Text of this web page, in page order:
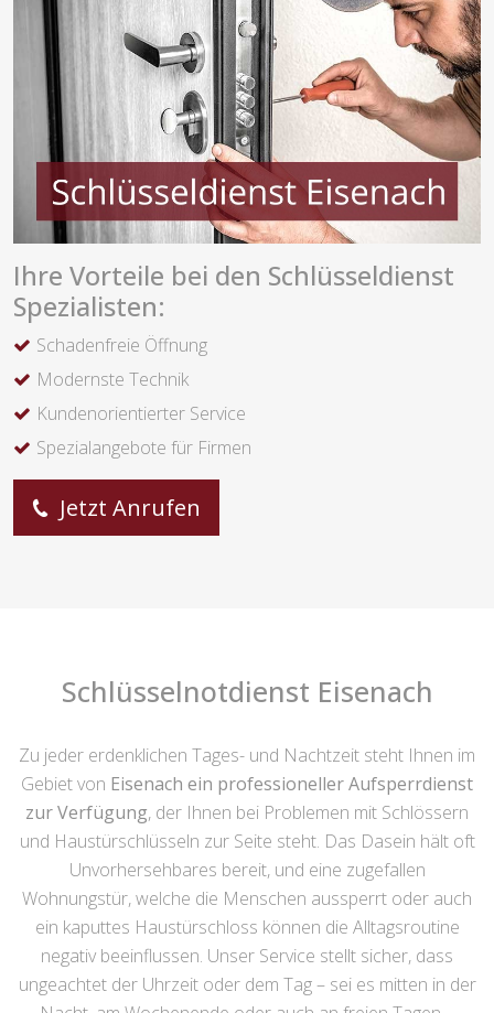
Ihre Vorteile bei den Schlüsseldienst
Spezialisten:
Schadenfreie Öffnung
Modernste Technik
Kundenorientierter Service
Spezialangebote für Firmen
Jetzt Anrufen
Schlüsselnotdienst Eisenach
Zu jeder erdenklichen Tages- und Nachtzeit steht Ihnen im
Gebiet von Eisenach ein professioneller Aufsperrdienst
zur Verfügung, der Ihnen bei Problemen mit Schlössern
und Haustürschlüsseln zur Seite steht. Das Dasein hält oft
Unvorhersehbares bereit, und eine zugefallen
Wohnungstür, welche die Menschen aussperrt oder auch
ein kaputtes Haustürschloss können die Alltagsroutine
negativ beeinflussen. Unser Service stellt sicher, dass
ungeachtet der Uhrzeit oder dem Tag – sei es mitten in der